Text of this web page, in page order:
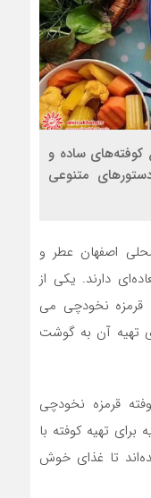
کوفته‌های ساده و
متنوعی
اصفهان عطر و
دارند. یکی از
قرمزه نخودچی می
تهیه آن به گوشت
قرمزه نخودچی
برای تهیه کوفته با
تا غذای خوش